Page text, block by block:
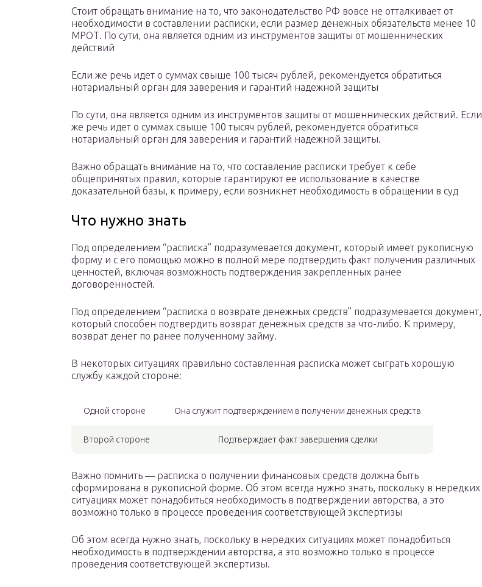
Стоит обращать внимание на то, что законодательство РФ вовсе не отталкивает от
необходимости в составлении расписки, если размер денежных обязательств менее 10
МРОТ. По сути, она является одним из инструментов защиты от мошеннических
действий
Если же речь идет о суммах свыше 100 тысяч рублей, рекомендуется обратиться
нотариальный орган для заверения и гарантий надежной защиты
По сути, она является одним из инструментов защиты от мошеннических действий. Если
же речь идет о суммах свыше 100 тысяч рублей, рекомендуется обратиться
нотариальный орган для заверения и гарантий надежной защиты.
Важно обращать внимание на то, что составление расписки требует к себе
общепринятых правил, которые гарантируют ее использование в качестве
доказательной базы, к примеру, если возникнет необходимость в обращении в суд
Что нужно знать
Под определением “расписка” подразумевается документ, который имеет рукописную
форму и с его помощью можно в полной мере подтвердить факт получения различных
ценностей, включая возможность подтверждения закрепленных ранее
договоренностей.
Под определением “расписка о возврате денежных средств” подразумевается документ,
который способен подтвердить возврат денежных средств за что-либо. К примеру,
возврат денег по ранее полученному займу.
В некоторых ситуациях правильно составленная расписка может сыграть хорошую
службу каждой стороне:
Одной стороне Она служит подтверждением в получении денежных средств
Второй стороне Подтверждает факт завершения сделки
Важно помнить — расписка о получении финансовых средств должна быть
сформирована в рукописной форме. Об этом всегда нужно знать, поскольку в нередких
ситуациях может понадобиться необходимость в подтверждении авторства, а это
возможно только в процессе проведения соответствующей экспертизы
Об этом всегда нужно знать, поскольку в нередких ситуациях может понадобиться
необходимость в подтверждении авторства, а это возможно только в процессе
проведения соответствующей экспертизы.